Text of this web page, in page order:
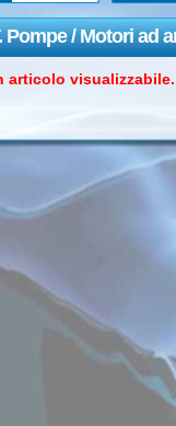
Pompe / Motori ad
articolo